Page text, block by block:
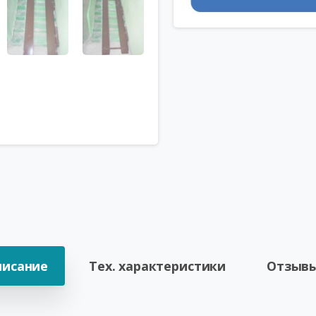
Тех. характеристики